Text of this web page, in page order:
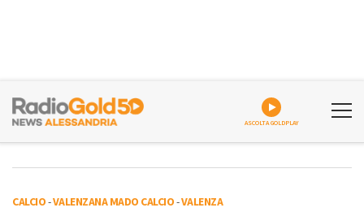
ASCOLTA GOLDPLAY
CALCIO-VALENZANA MADO CALCIO-VALENZA